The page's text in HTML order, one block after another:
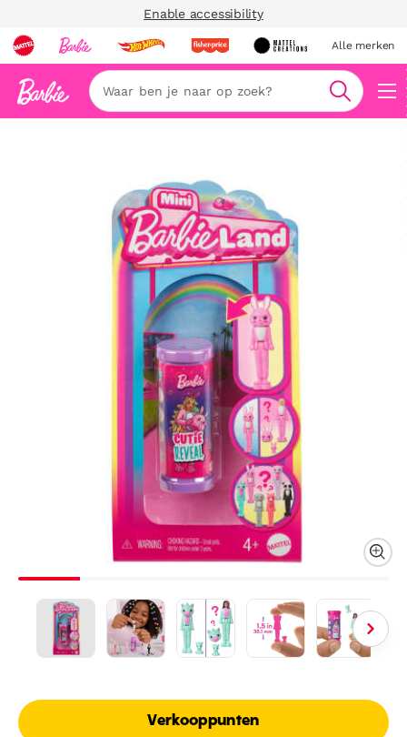
Enable accessibility
Alle merken
Zoeken
Verkooppunten